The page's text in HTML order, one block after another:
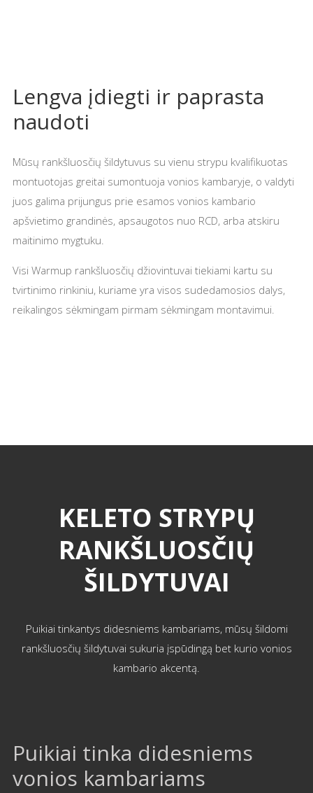
Lengva įdiegti ir paprasta
naudoti
Mūsų rankšluosčių šildytuvus su vienu strypu kvalifikuotas
montuotojas greitai sumontuoja vonios kambaryje, o valdyti
juos galima prijungus prie esamos vonios kambario
apšvietimo grandinės, apsaugotos nuo RCD, arba atskiru
maitinimo mygtuku.
Visi Warmup rankšluosčių džiovintuvai tiekiami kartu su
tvirtinimo rinkiniu, kuriame yra visos sudedamosios dalys,
reikalingos sėkmingam pirmam sėkmingam montavimui.
KELETO STRYPŲ
RANKŠLUOSČIŲ
ŠILDYTUVAI
Puikiai tinkantys didesniems kambariams, mūsų šildomi
rankšluosčių šildytuvai sukuria įspūdingą bet kurio vonios
kambario akcentą.
Puikiai tinka didesniems
vonios kambariams